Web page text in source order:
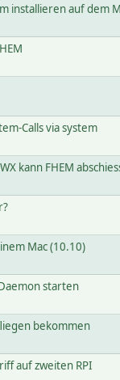
installieren auf dem
Calls via system
kann FHEM
Mac (10.10)
starten
bekommen
auf zweiten RPI